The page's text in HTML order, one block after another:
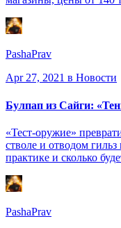
PashaPrav
Apr 27, 2021 в Новости
Булпап из Сайги:
«Тест-оружие»
стволе и отводом
практике и сколько
PashaPrav